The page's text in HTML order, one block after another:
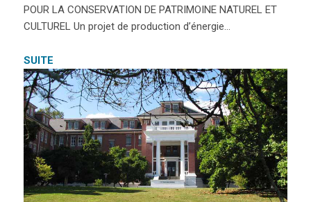
POUR LA CONSERVATION DE PATRIMOINE NATUREL ET
CULTUREL Un projet de production d’énergie…
SUITE